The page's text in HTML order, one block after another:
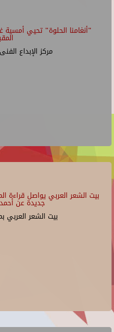
"أنغامنا الحلوة" تحيي
مركز الإبداع
بيت الشعر العربي يواصل قراءة
جديدة عن
بيت الشعر العربي